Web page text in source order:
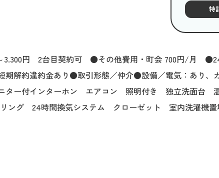
特
円 2台目契約可 ●その他費用・町会 700円/月 ●24
期解約違約金あり●取引形態／仲介●設備／電気：あ
ター付インターホン エアコン 照明付き 独立洗面台
ング 24時間換気システム クローゼット 室内洗濯